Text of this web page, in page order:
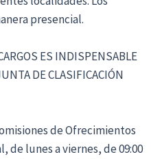
presencial.
ES INDISPENSABLE
DE CLASIFICACIÓN
de Ofrecimientos
de lunes a viernes, de 09:00